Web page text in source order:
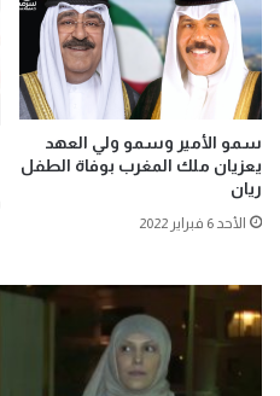
سمو الأمير وسمو ولي العهد
يعزيان ملك المغرب بوفاة الطفل
ريان
الأحد 6 فبراير 2022